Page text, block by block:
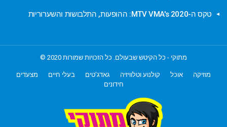
טקס ה-MTV VMA's 2020: ההופעות, התלבושות והשערוריות
מתוקי - כל הקיטש שבעולם. כל הזכויות שמורות 2020 ©
מוזיקה אוכל קולנוע וטלוויזיה גאדג'טים בעלי חיים
מצעדים
חידונים